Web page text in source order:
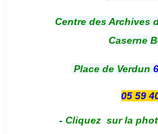
Centre des Archives
Caserne
Place de Verdun
05 59
- Cliquez sur la